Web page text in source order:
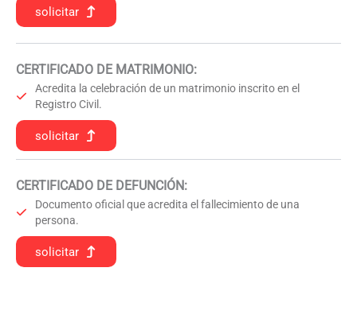
solicitar
CERTIFICADO DE MATRIMONIO:
Acredita la celebración de un matrimonio inscrito en el
Registro Civil.
solicitar
CERTIFICADO DE DEFUNCIÓN:
Documento oficial que acredita el fallecimiento de una
persona.
solicitar